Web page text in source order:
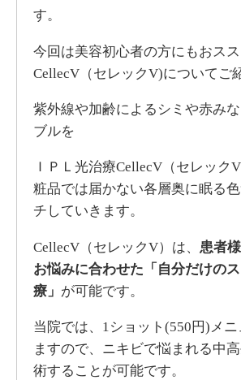
す。
今回は美容初心者の方にもおス
CellecV（セレックV)についてご
紫外線や加齢によるシミや赤み
ブルを
ＩＰＬ光治療CellecV（セレック
粧品では届かない各層奥に眠る
チしていきます。
CellecV（セレックV）は、 患者
お悩みに合わせた「自分だけの
療」 が可能です。
当院では、1ショット(550円)メ
ますので、ニキビで悩まれる中
術することが可能です。